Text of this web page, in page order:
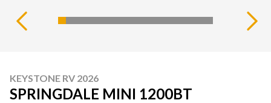
KEYSTONE RV 2026
SPRINGDALE MINI 1200BT